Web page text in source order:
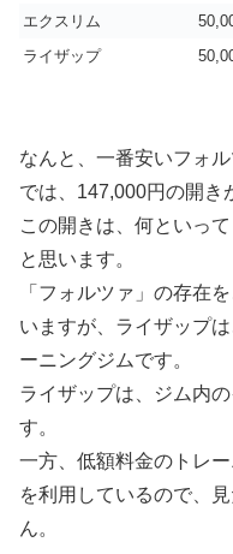
エクスリム
ライザップ
なんと、一番安いフォ
では、147,000円の開き
この開きは、何といっ
と思います。
「フォルツァ」の存在
いますが、ライザップ
ーニングジムです。
ライザップは、ジム内
す。
一方、低額料金のトレ
を利用しているので、
ん。